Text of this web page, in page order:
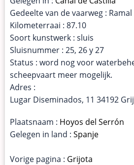
Gedeelte van de vaarweg :
Kilometerraai : 87.10
Soort kunstwerk : sluis
Sluisnummer : 25, 26 y 27
Status : word nog voor
scheepvaart meer mogelijk.
Adres :
Lugar Diseminados, 11 34192
Plaatsnaam : Hoyos del Serrón
Gelegen in land : Spanje
Vorige pagina : Grijota